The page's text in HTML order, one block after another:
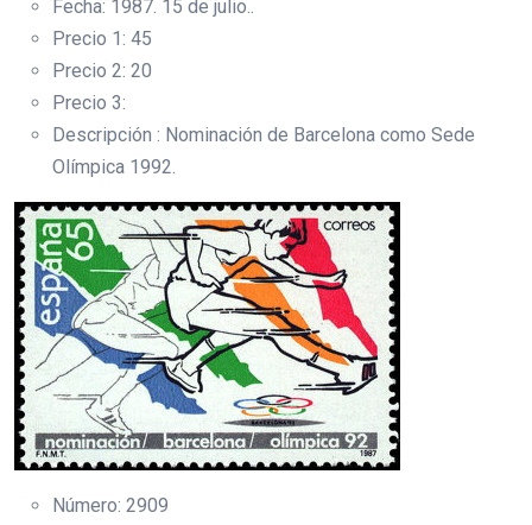
Fecha: 1987. 15 de julio..
Precio 1: 45
Precio 2: 20
Precio 3:
Descripción : Nominación de Barcelona como Sede
Olímpica 1992.
Número: 2909